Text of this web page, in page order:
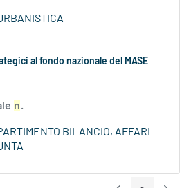
al fondo nazionale del MASE
n.
BILANCIO, AFFARI